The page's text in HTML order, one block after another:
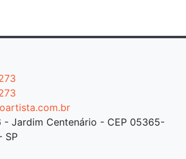
- Jardim Centenário - CEP 05365-
SP